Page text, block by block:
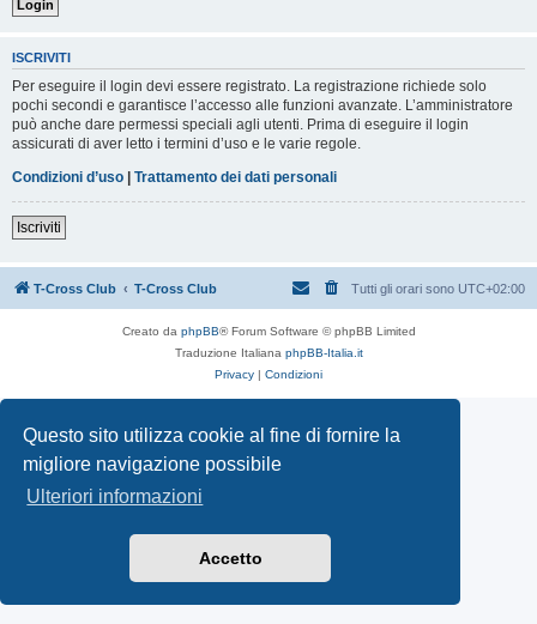
Questo sito utilizza cookie al fine di fornire la
migliore navigazione possibile
Ulteriori informazioni
Accetto
ISCRIVITI
Per eseguire il login devi essere registrato. La registrazione richiede solo
pochi secondi e garantisce l’accesso alle funzioni avanzate. L’amministratore
può anche dare permessi speciali agli utenti. Prima di eseguire il login
assicurati di aver letto i termini d’uso e le varie regole.
Condizioni d’uso | Trattamento dei dati personali
Iscriviti
T-Cross Club T-Cross Club Tutti gli orari sono UTC+02:00
Creato da phpBB® Forum Software © phpBB Limited
Traduzione Italiana phpBB-Italia.it
Privacy | Condizioni